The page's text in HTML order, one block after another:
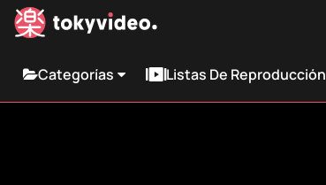
Categorías Listas De Reproducción